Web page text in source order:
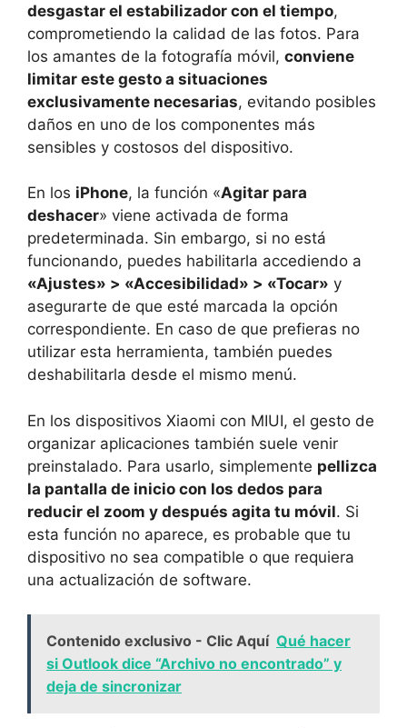
desgastar el estabilizador con el tiempo,
comprometiendo la calidad de las fotos. Para
los amantes de la fotografía móvil, conviene
limitar este gesto a situaciones
exclusivamente necesarias, evitando posibles
daños en uno de los componentes más
sensibles y costosos del dispositivo.
En los iPhone, la función «Agitar para
deshacer» viene activada de forma
predeterminada. Sin embargo, si no está
funcionando, puedes habilitarla accediendo a
«Ajustes» > «Accesibilidad» > «Tocar» y
asegurarte de que esté marcada la opción
correspondiente. En caso de que prefieras no
utilizar esta herramienta, también puedes
deshabilitarla desde el mismo menú.
En los dispositivos Xiaomi con MIUI, el gesto de
organizar aplicaciones también suele venir
preinstalado. Para usarlo, simplemente pellizca
la pantalla de inicio con los dedos para
reducir el zoom y después agita tu móvil. Si
esta función no aparece, es probable que tu
dispositivo no sea compatible o que requiera
una actualización de software.
Contenido exclusivo - Clic Aquí Qué hacer
si Outlook dice “Archivo no encontrado” y
deja de sincronizar